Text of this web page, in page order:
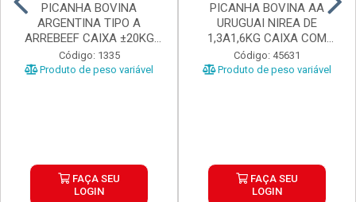
PICANHA BOVINA
ARGENTINA TIPO A
ARREBEEF CAIXA ±20KG
PEÇAS 1...
Código: 1335
Produto de peso variável
FAÇA SEU
LOGIN
PICANHA BOVINA AA
URUGUAI NIREA DE
1,3A1,6KG CAIXA COM
±15KG
Código: 45631
Produto de peso variável
FAÇA SEU
LOGIN